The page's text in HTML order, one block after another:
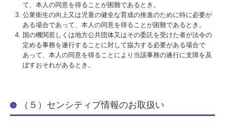
て、本人の同意を得ることが困難であるとき。
公衆衛生の向上又は児童の健全な育成の推進のために特に必要が
ある場合であって、本人の同意を得ることが困難であるとき。
国の機関若しくは地方公共団体又はその委託を受けた者が法令の
定める事務を遂行することに対して協力する必要がある場合で
あって、本人の同意を得ることにより当該事務の遂行に支障を及
ぼすおそれがあるとき。
（５）センシティブ情報のお取扱い